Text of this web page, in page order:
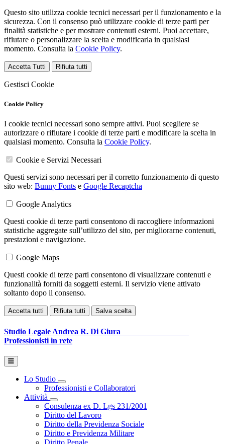
Questo sito utilizza cookie tecnici necessari per il funzionamento e la
sicurezza. Con il consenso può utilizzare cookie di terze parti per
finalità statistiche e per mostrare contenuti esterni. Puoi accettare,
rifiutare o personalizzare la scelta e modificarla in qualsiasi
momento. Consulta la Cookie Policy.
Accetta Tutti Rifiuta tutti
Gestisci Cookie
Cookie Policy
I cookie tecnici necessari sono sempre attivi. Puoi scegliere se
autorizzare o rifiutare i cookie di terze parti e modificare la scelta in
qualsiasi momento. Consulta la Cookie Policy.
Cookie e Servizi Necessari
Questi servizi sono necessari per il corretto funzionamento di questo
sito web: Bunny Fonts e Google Recaptcha
Google Analytics
Questi cookie di terze parti consentono di raccogliere informazioni
statistiche aggregate sull’utilizzo del sito, per migliorarne contenuti,
prestazioni e navigazione.
Google Maps
Questi cookie di terze parti consentono di visualizzare contenuti e
funzionalità forniti da soggetti esterni. Il servizio viene attivato
soltanto dopo il consenso.
Accetta tutti Rifiuta tutti Salva scelta
Studio Legale Andrea R. Di Giura
Professionisti in rete
Lo Studio
Toggle Dropdown
Professionisti e Collaboratori
Attività
Toggle Dropdown
Consulenza ex D. Lgs 231/2001
Diritto del Lavoro
Diritto della Previdenza Sociale
Diritto e Previdenza Militare
Diritto Penale